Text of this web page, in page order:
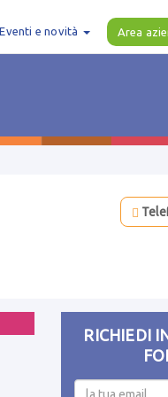
Eventi e novità Area
RICHIEDI